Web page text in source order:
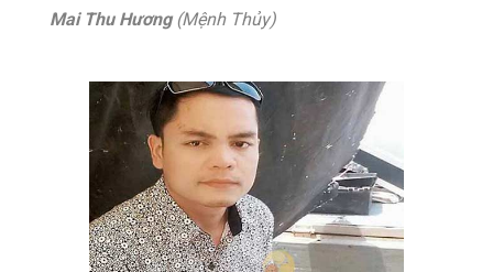
Mai Thu Hương(Mệnh Thủy)